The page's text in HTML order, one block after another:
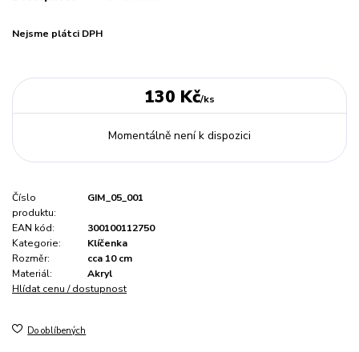
Nejsme plátci DPH
130 Kč/ks
Momentálně není k dispozici
Číslo
produktu:
GIM_05_001
EAN kód:
300100112750
Kategorie:
Klíčenka
Rozměr:
cca 10 cm
Materiál:
Akryl
Hlídat cenu / dostupnost
Do oblíbených